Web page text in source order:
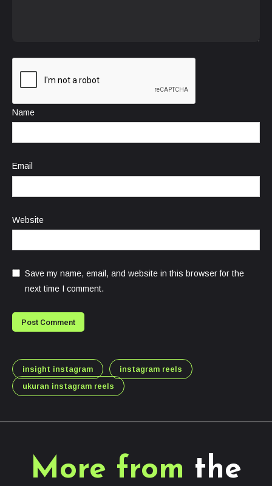
Name
Email
Website
Save my name, email, and website in this browser for the
next time I comment.
insight instagram
instagram reels
ukuran instagram reels
More from the